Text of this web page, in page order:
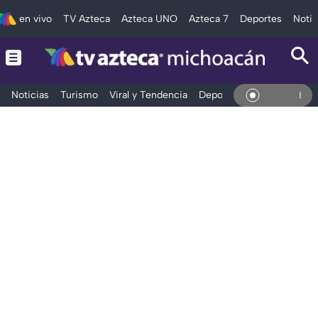
en vivo TV Azteca Azteca UNO Azteca 7 Deportes
Noticias Turismo Viral y Tendencia Deportes Espectáculos
En